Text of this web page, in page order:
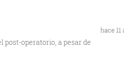
post-operatorio, a pesar de
hace 11